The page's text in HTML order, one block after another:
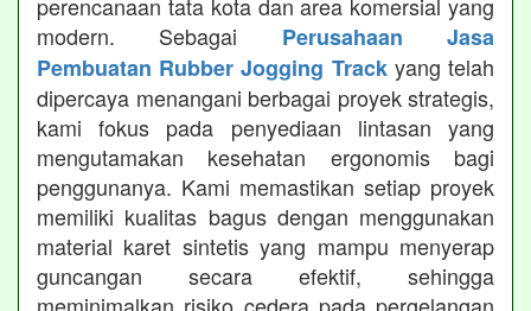
perencanaan tata kota dan area komersial yang
modern. Sebagai Perusahaan Jasa
Pembuatan Rubber Jogging Trackyang telah
dipercaya menangani berbagai proyek strategis,
kami fokus pada penyediaan lintasan yang
mengutamakan kesehatan ergonomis bagi
penggunanya. Kami memastikan setiap proyek
memiliki kualitas bagus dengan menggunakan
material karet sintetis yang mampu menyerap
guncangan secara efektif, sehingga